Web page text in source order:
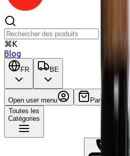
⌘K
Blog
FR BE
Open user menu
Panier
Toutes les
Catégories